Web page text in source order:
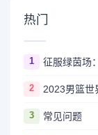
热门
1 征服绿茵场
2 2023男篮世
3 常见问题